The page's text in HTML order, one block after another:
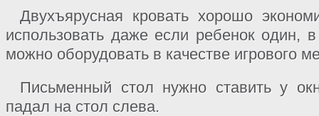
Двухъярусная кровать хорошо
использовать даже если ребенок один,
можно оборудовать в качестве игрового
Письменный стол нужно ставить у
падал на стол слева.